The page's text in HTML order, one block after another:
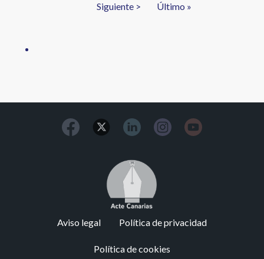
Siguiente
Siguiente >
Última
Último »
Image
Aviso legal Política de privacidad
Política de cookies